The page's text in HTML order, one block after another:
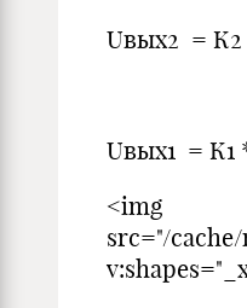
Uвых2 =
Uвых1 = К1
<img
src="/cache/